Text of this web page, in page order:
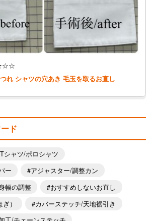
れ シャツの穴あき 毛玉を取るお直し
ド
Tシャツ/ポロシャツ
ー
アジャスター/調整カン
幅の調整
おすすめしないお直し
）
カバーステッチ/天地裾引き